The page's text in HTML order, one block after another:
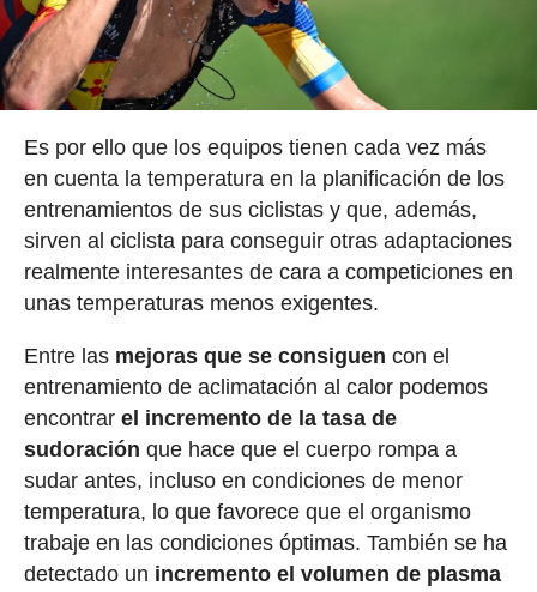
Es por ello que los equipos tienen cada vez más
en cuenta la temperatura en la planificación de los
entrenamientos de sus ciclistas y que, además,
sirven al ciclista para conseguir otras adaptaciones
realmente interesantes de cara a competiciones en
unas temperaturas menos exigentes.
Entre lasmejoras que se consiguen con el
entrenamiento de aclimatación al calor podemos
encontrarel incremento de la tasa de
sudoración que hace que el cuerpo rompa a
sudar antes, incluso en condiciones de menor
temperatura, lo que favorece que el organismo
trabaje en las condiciones óptimas. También se ha
detectado un incremento el volumen de plasma